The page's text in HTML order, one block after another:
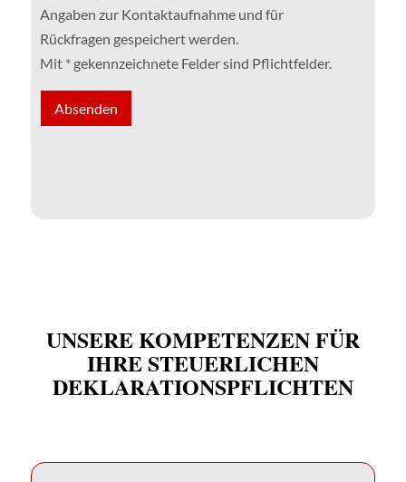
Angaben zur Kontaktaufnahme und für
Rückfragen gespeichert werden.
Mit * gekennzeichnete Felder sind Pflichtfelder.
UNSERE KOMPETENZEN FÜR
IHRE STEUERLICHEN
DEKLARATIONS­­PFLICHTEN